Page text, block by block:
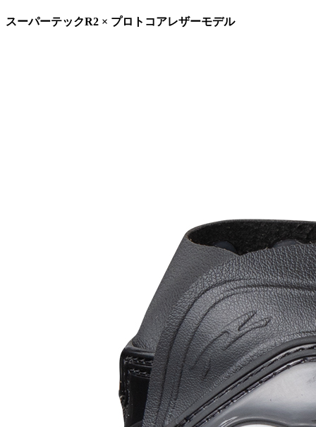
スーパーテックR2 × プロトコアレザーモデル